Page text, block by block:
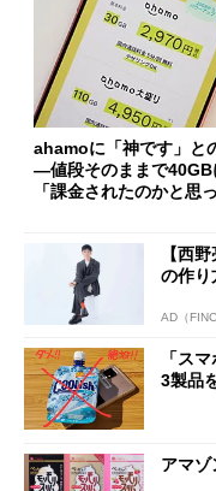
ahamoに「神です」と
―値段そのままで
「課金されたのかと思
【西
の作り
AD（
「ス
3製品
アマ